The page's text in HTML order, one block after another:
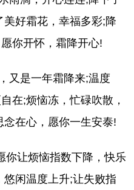
好霜花，幸福多彩;降
你开怀，霜降开心!
又是一年霜降来;温度
在;烦恼冻，忙碌吹散，
在心，愿你一生安泰!
你让烦恼指数下降，快乐
闲温度上升;让失败指